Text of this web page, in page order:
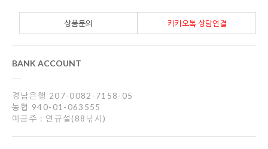
카카오톡 상담연결
상품문의
BANK ACCOUNT
경남은행 207-0082-7158-05
농협 940-01-063555
예금주 : 연규설(88낚시)